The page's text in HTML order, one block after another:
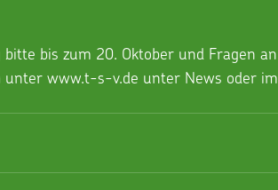
bis zum 20. Oktober und Fragen an
www.t-s-v.de unter News oder im